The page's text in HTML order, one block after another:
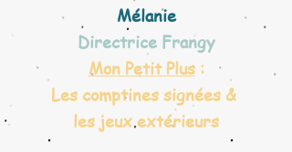
Mélanie
Directrice Frangy
Mon Petit Plus :
Les comptines signées &
les jeux extérieurs